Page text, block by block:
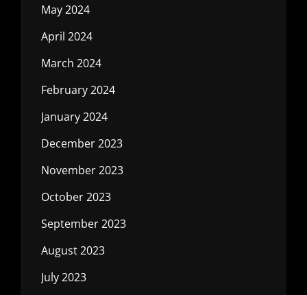
May 2024
April 2024
March 2024
February 2024
January 2024
December 2023
November 2023
October 2023
September 2023
August 2023
July 2023